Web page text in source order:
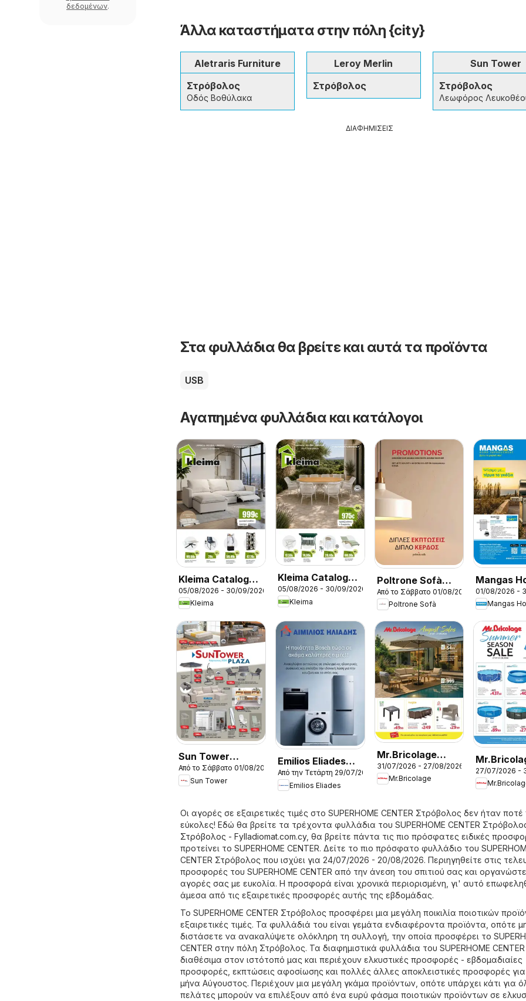
Άλλα καταστήματα στην πόλη {city}
Aletraris Furniture
Στρόβολος
Οδός Βοθύλακα
Leroy Merlin
Στρόβολος
Sun Tower
Στρόβολος
Λεωφόρος
ΔΙΑΦΗΜΙΣΕΙΣ
Στα φυλλάδια θα βρείτε και αυτά τα προϊόντα
USB
Αγαπημένα φυλλάδια και κατάλογοι
Kleima Catalogue
Indoor
05/08/2026 - 30/09/2026
Kleima
Kleima Catalogue
Outdoor
05/08/2026 - 30/09/2026
Kleima
Poltrone Sofà
φυλλαδιο
Από το Σάββατο 01/08/2026
Poltrone Sofà
Mangas
φυλλαδιο
01/08/2026 -
Sun Tower
φυλλαδιο
Από το Σάββατο 01/08/2026
Sun Tower
Emilios Eliades
φυλλαδιο
Από την Τετάρτη 29/07/2026
Emilios Eliades
Mr.Bricolage
φυλλαδιο August
Sales
31/07/2026 - 27/08/2026
Mr.Bricolage
φυλλαδιο
27/07/2026 -
Οι αγορές σε εξαιρετικές τιμές στο SUPERHOME CENTER Στρόβολος δεν ήταν ποτέ
εύκολες! Εδώ θα βρείτε τα τρέχοντα φυλλάδια του SUPERHOME CENTER
Στρόβολος - Fylladiomat.com.cy, θα βρείτε πάντα τις πιο πρόσφατες ειδικές
προτείνει το SUPERHOME CENTER. Δείτε το πιο πρόσφατο φυλλάδιο του
CENTER Στρόβολος που ισχύει για 24/07/2026 - 20/08/2026. Περιηγηθείτε στις
προσφορές του SUPERHOME CENTER από την άνεση του σπιτιού σας και οργανώστε
αγορές σας με ευκολία. Η προσφορά είναι χρονικά περιορισμένη, γι' αυτό
άμεσα από τις εξαιρετικές προσφορές αυτής της εβδομάδας.
Το SUPERHOME CENTER Στρόβολος προσφέρει μια μεγάλη ποικιλία ποιοτικών
εξαιρετικές τιμές. Τα φυλλάδιά του είναι γεμάτα ενδιαφέροντα προϊόντα, οπότε
διστάσετε να ανακαλύψετε ολόκληρη τη συλλογή, την οποία προσφέρει το
CENTER στην πόλη Στρόβολος. Τα διαφημιστικά φυλλάδια του SUPERHOME CENTER
διαθέσιμα στον ιστότοπό μας και περιέχουν ελκυστικές προσφορές - εβδομαδιαίες
προσφορές, εκπτώσεις αφοσίωσης και πολλές άλλες αποκλειστικές προσφορές
μήνα Αύγουστος. Περιέχουν μια μεγάλη γκάμα προϊόντων, οπότε υπάρχει κάτι για
πελάτες μπορούν να επιλέξουν από ένα ευρύ φάσμα ποιοτικών προϊόντων σε
δεδομένων.